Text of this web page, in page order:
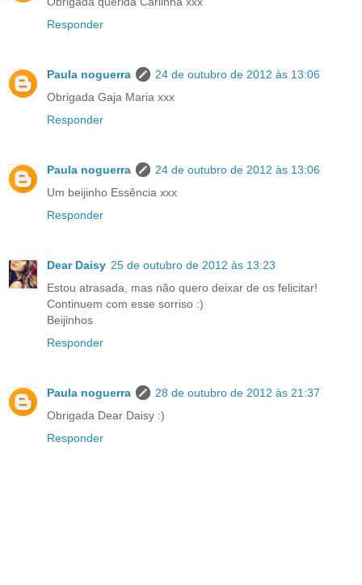
Responder
Paula noguerra
24 de outubro de 2012 às 13:06
Obrigada Gaja Maria xxx
Responder
Paula noguerra
24 de outubro de 2012 às 13:06
Um beijinho Essência xxx
Responder
Dear Daisy 25 de outubro de 2012 às 13:23
Estou atrasada, mas não quero deixar de os felicitar!
Continuem com esse sorriso :)
Beijinhos
Responder
Paula noguerra
28 de outubro de 2012 às 21:37
Obrigada Dear Daisy :)
Responder